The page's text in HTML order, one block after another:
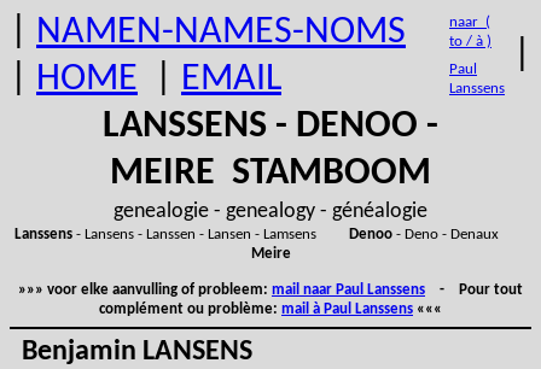
NAMEN-NAMES-NOMS
HOME EMAIL
naar (
to / à )
Paul
Lanssens
LANSSENS - DENOO -
MEIRE STAMBOOM
genealogie - genealogy - généalogie
Lanssens- Lansens - Lanssen - Lansen - Lamsens Denoo- Deno - Denaux
Meire
»»» voor elke aanvulling of probleem: mail naar Paul Lanssens - Pour tout
complément ou problème: mail à Paul Lanssens «««
Benjamin LANSENS